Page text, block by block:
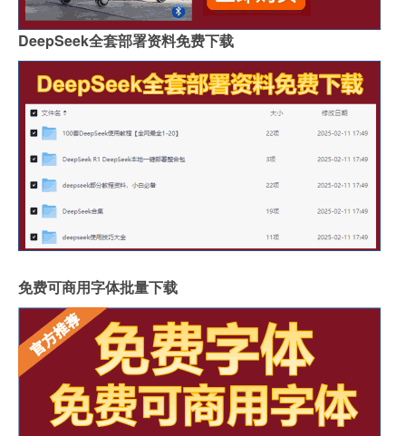
DeepSeek全套部署资料免费下载
免费可商用字体批量下载